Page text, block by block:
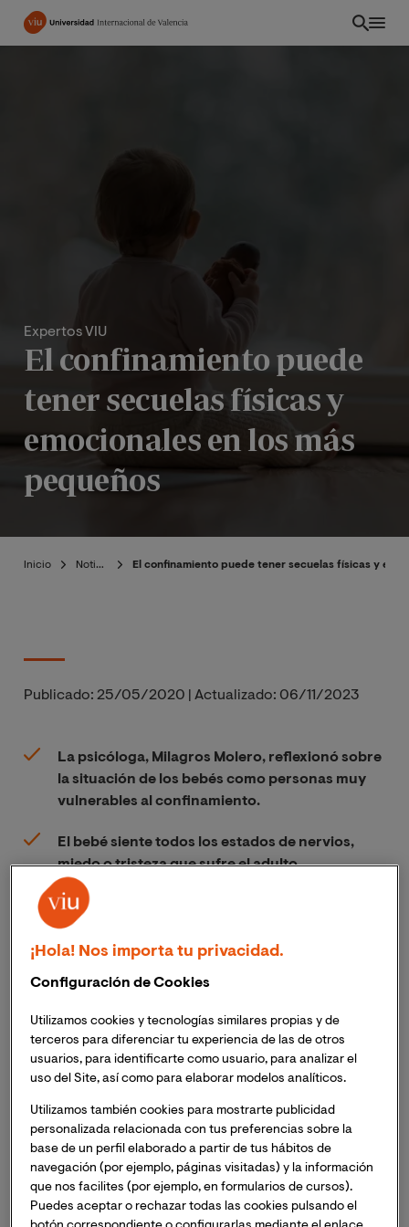
Pasar
Expertos VIU
El confinamiento puede
tener secuelas físicas y
emocionales en los más
pequeños
Inicio Noticias El confinamiento puede tener secuelas físicas y
Publicado: 25/05/2020 Actualizado: 06/11/2023
La psicóloga, Milagros Molero, reflexionó sobre
la situación de los bebés como personas muy
vulnerables al confinamiento.
El bebé siente todos los estados de nervios,
miedo o tristeza que sufre el adulto.
También destacó la especial relevancia que
tendrá la figura del psicólogo en los próximos
tiempos para paliar los efectos que el COVID-19
con la prestigiosa psicóloga y docente de la
Universidad, Milagros Molero, la situación,
sintomatología y las estrategias para abordar el
considerados personas “muy vulnerables” ante esta
situación inusual. Este análisis se extrae del Encuentro
Digital con Expertos organizado por el Área de
Ciencias de la Salud de la Universidad Internacional de
Valencia bajo el título: "Estrategias psicológicas en
¡Hola! Nos importa tu privacidad.
Configuración de Cookies
Utilizamos cookies y tecnologías similares propias y de
terceros para diferenciar tu experiencia de las de otros
usuarios, para identificarte como usuario, para analizar el
uso del Site, así como para elaborar modelos analíticos.
Utilizamos también cookies para mostrarte publicidad
personalizada relacionada con tus preferencias sobre la
base de un perfil elaborado a partir de tus hábitos de
navegación (por ejemplo, páginas visitadas) y la información
que nos facilites (por ejemplo, en formularios de cursos).
Puedes aceptar o rechazar todas las cookies pulsando el